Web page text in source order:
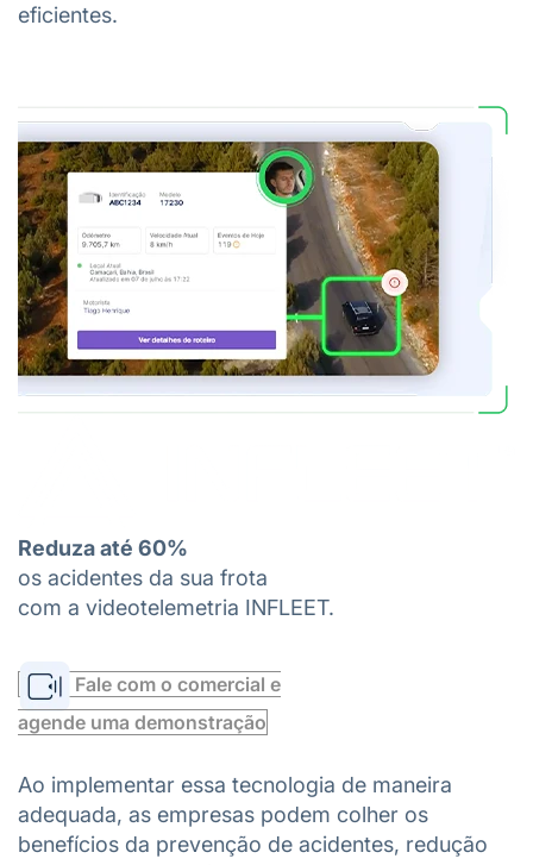
eficientes.
Reduza até 60%
os acidentes da sua frota
com a videotelemetria INFLEET.
Fale com o comercial e
agende uma demonstração
Ao implementar essa tecnologia de maneira
adequada, as empresas podem colher os
benefícios da prevenção de acidentes, redução